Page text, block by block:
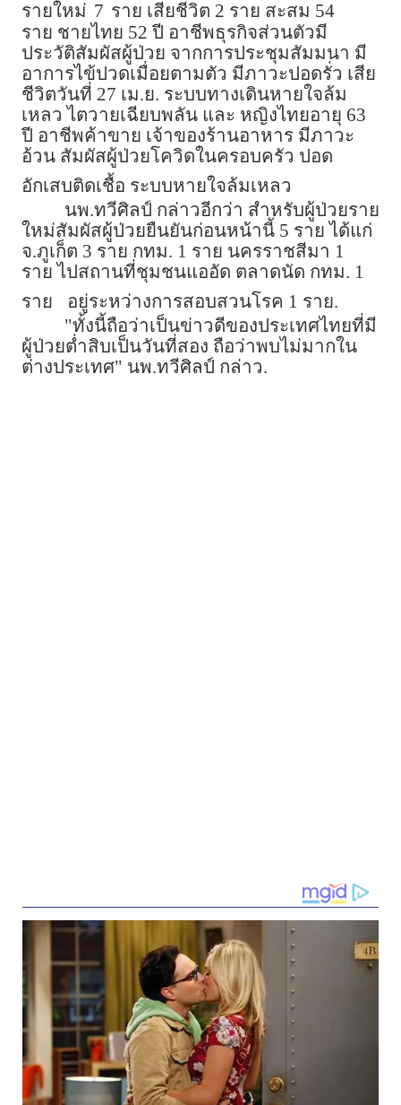
รายใหม่ 7 ราย เสียชีวิต 2 ราย สะสม 54
ราย ชายไทย 52 ปี อาชีพธุรกิจส่วนตัวมี
ประวัติสัมผัสผู้ป่วย จากการประชุมสัมมนา มี
อาการไข้ปวดเมื่อยตามตัว มีภาวะปอดรั่ว เสีย
ชีวิตวันที่ 27 เม.ย. ระบบทางเดินหายใจล้ม
เหลว ไตวายเฉียบพลัน และ หญิงไทยอายุ 63
ปี อาชีพค้าขาย เจ้าของร้านอาหาร มีภาวะ
อ้วน สัมผัสผู้ป่วยโควิดในครอบครัว ปอด
อักเสบติดเชื้อ ระบบหายใจล้มเหลว
นพ.ทวีศิลป์ กล่าวอีกว่า สำหรับผู้ป่วยราย
ใหม่สัมผัสผู้ป่วยยืนยันก่อนหน้านี้ 5 ราย ได้แก่
จ.ภูเก็ต 3 ราย กทม. 1 ราย นครราชสีมา 1
ราย ไปสถานที่ชุมชนแออัด ตลาดนัด กทม. 1
ราย
อยู่ระหว่างการสอบสวนโรค 1 ราย.
"ทั้งนี้ถือว่าเป็นข่าวดีของประเทศไทยที่มี
ผู้ป่วยต่ำสิบเป็นวันที่สอง ถือว่าพบไม่มากใน
ต่างประเทศ" นพ.ทวีศิลป์ กล่าว.